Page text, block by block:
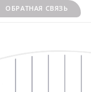
ОБРАТНАЯ СВЯЗЬ